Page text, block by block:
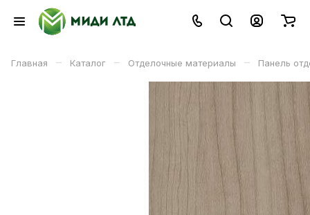
Главная – Каталог – Отделочные материалы – Панель